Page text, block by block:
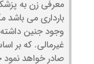
معرفی زن به
بارداری می باشد
غیرمالی. که بر